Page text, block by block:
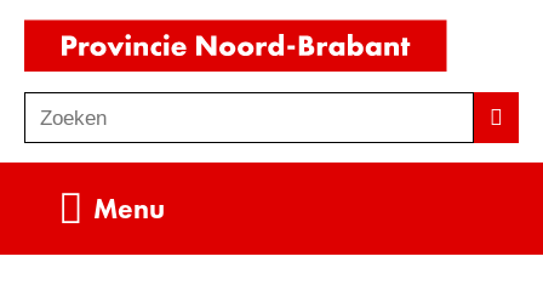
Ga
de
inhoud
o
e
Zoeken
Menu